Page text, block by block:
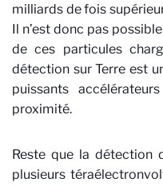
milliards de fois
Il n’est donc pas
de ces particules
détection sur Terre est
puissants
proximité.
Reste que la détection
plusieurs